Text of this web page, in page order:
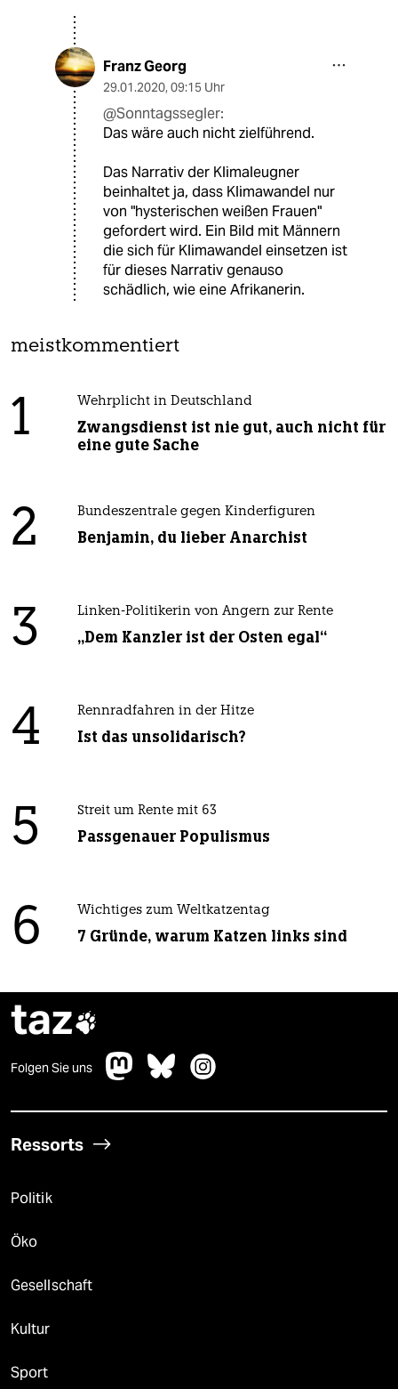
Franz Georg
29.01.2020, 09:15 Uhr
@Sonntagssegler:
Das wäre auch nicht zielführend.
Das Narrativ der Klimaleugner
beinhaltet ja, dass Klimawandel nur
von "hysterischen weißen Frauen"
gefordert wird. Ein Bild mit Männern
die sich für Klimawandel einsetzen ist
für dieses Narrativ genauso
schädlich, wie eine Afrikanerin.
meistkommentiert
1 Wehrplicht in Deutschland
Zwangsdienst ist nie gut, auch nicht für
eine gute Sache
2 Bundeszentrale gegen Kinderfiguren
Benjamin, du lieber Anarchist
3 Linken-Politikerin von Angern zur Rente
„Dem Kanzler ist der Osten egal“
4 Rennradfahren in der Hitze
Ist das unsolidarisch?
5 Streit um Rente mit 63
Passgenauer Populismus
6 Wichtiges zum Weltkatzentag
7 Gründe, warum Katzen links sind
taz
Folgen Sie uns
Ressorts
Politik
Öko
Gesellschaft
Kultur
Sport